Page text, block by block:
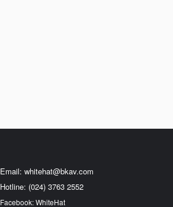
Email: whitehat@bkav.com
Hotline: (024) 3763 2552
Facebook: WhiteHat